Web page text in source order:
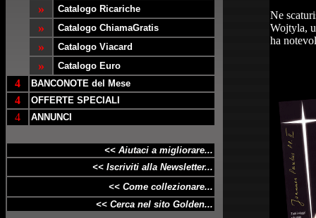
» Catalogo Ricariche
» Catalogo ChiamaGratis
» Catalogo Viacard
» Catalogo Euro
4 BANCONOTE del Mese
4 OFFERTE SPECIALI
4 ANNUNCI
<< Aiutaci a migliorare...
<< Iscriviti alla Newsletter...
<< Come collezionare...
<< Cerca nel sito Golden...
Ne
Wojtyla,
ha